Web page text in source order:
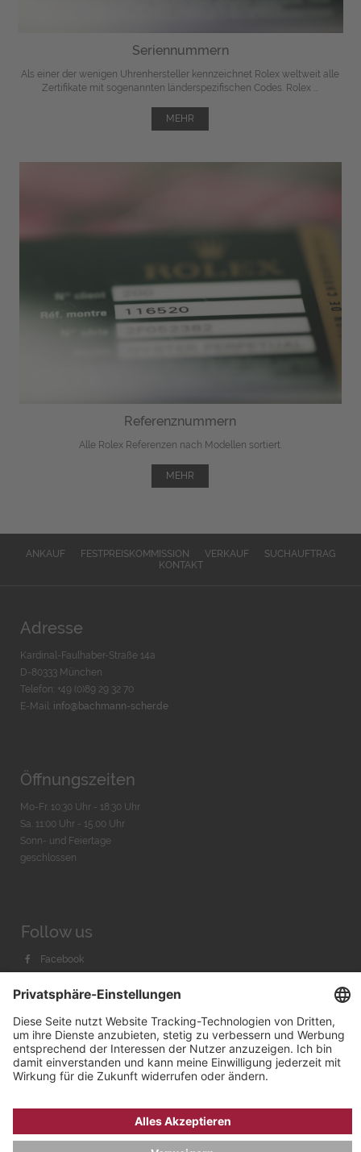
Seriennummern
Als einer der wenigen Uhrenhersteller kennzeichnet Rolex weltweit alle
Zertifikate mit sogenannten länderspezifischen Codes. Rolex ...
MEHR
Referenznummern
Alle Rolex Referenzen nach Modellen sortiert.
MEHR
ANKAUF FESTPREISKOMMISSION VERKAUF
SUCHAUFTRAG
KONTAKT
Adresse
Kardinal-Faulhaber-Straße 14a
D-80333 München
Telefon: +49 (0)89 29 32 70
E-Mail: info@bachmann-scher.de
Öffnungszeiten
Mo-Fr. 10:30 Uhr - 18:30 Uhr
Sa. 11:00 Uhr - 15.00 Uhr
Sonn- und Feiertage
geschlossen
Follow us
Facebook
Youtube